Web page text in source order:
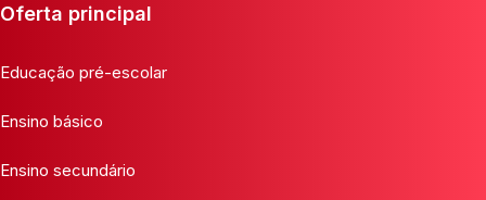
Oferta principal
Educação pré-escolar
Ensino básico
Ensino secundário